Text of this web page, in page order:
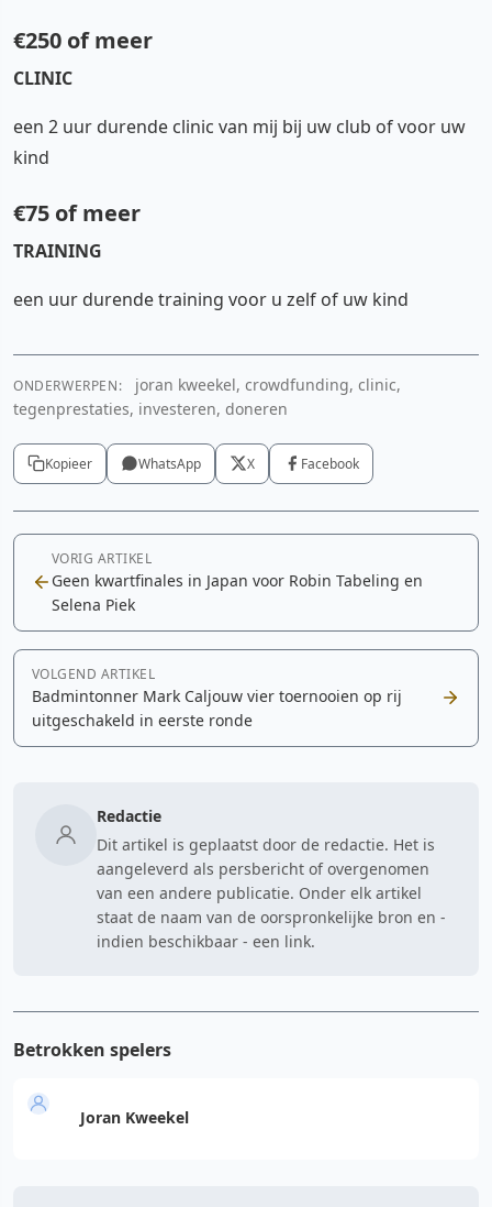
€250 of meer
CLINIC
een 2 uur durende clinic van mij bij uw club of voor uw
kind
€75 of meer
TRAINING
een uur durende training voor u zelf of uw kind
ONDERWERPEN:
joran kweekel, crowdfunding, clinic,
tegenprestaties, investeren, doneren
Kopieer WhatsApp X Facebook
VORIG ARTIKEL
Geen kwartfinales in Japan voor Robin Tabeling en
Selena Piek
VOLGEND ARTIKEL
Badmintonner Mark Caljouw vier toernooien op rij
uitgeschakeld in eerste ronde
Redactie
Dit artikel is geplaatst door de redactie. Het is
aangeleverd als persbericht of overgenomen
van een andere publicatie. Onder elk artikel
staat de naam van de oorspronkelijke bron en -
indien beschikbaar - een link.
Betrokken spelers
Joran Kweekel